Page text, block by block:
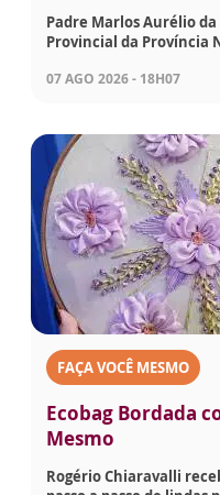
Padre Marlos Aurélio
Provincial da Província
07 AGO 2026 - 18H07
FAÇA VOCÊ MESMO
Ecobag Bordada
Mesmo
Rogério Chiaravalli